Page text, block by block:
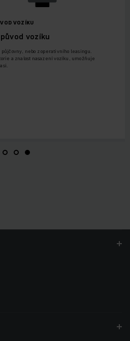
VOZÍKU
vozíku
půjčovny, nebo z operativního leasingu.
a znalost nasazení vozíku, umožňuje